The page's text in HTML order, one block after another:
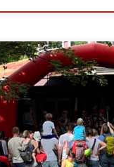
Jugendarbeit (OKJA) in
und fördert
Die AWO
zukunftsweisende
Jugendarbeit für Kinder